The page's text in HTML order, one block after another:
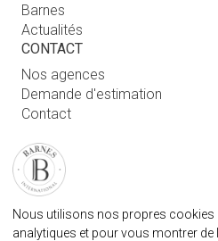
Barnes
Actualités
CONTACT
Nos agences
Demande d'estimation
Contact
FAQ
AGENECE IMMOBILIÈRE
Nous utilisons nos propres cookies
analytiques et pour vous montrer de